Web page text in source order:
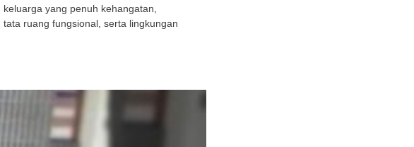
yang penuh kehangatan,
ruang fungsional, serta lingkungan